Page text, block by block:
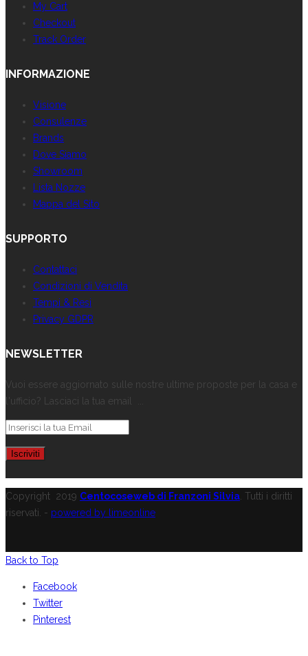
My Cart
Checkout
Track Order
INFORMAZIONE
Visione
Consulenze
Brands
Dove Siamo
Showroom
Lista Nozze
Mappa del Sito
SUPPORTO
Contattaci
Condizioni di Vendita
Tempi & Resi
Privacy GDPR
NEWSLETTER
Vuoi essere aggiornato sulle nostre ultime proposte per la casa e
l'ufficio? Lasciaci la tua email ...
Copyright 2019 Centocoseweb di Franzoni Silvia . Tutti i diritti
riservati. - powered by limeonline
Back to Top
Facebook
Twitter
Pinterest